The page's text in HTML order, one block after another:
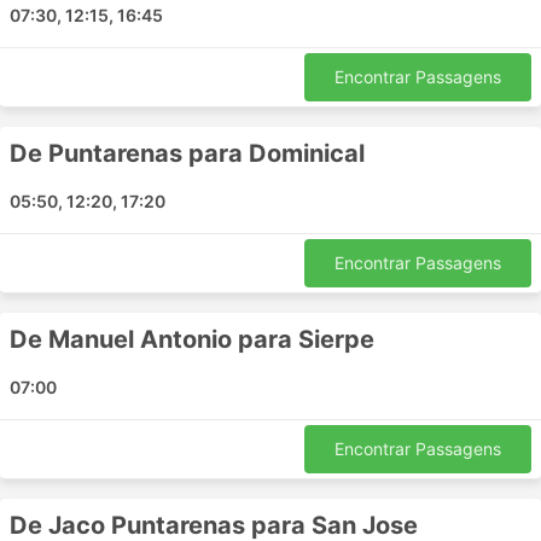
vans da Easy Ride operam:
Sierpe Hotel Transfer
Uvita Transfer de hotel
Juan Santamaria Aeroporto
Manuel Antonio Transfer de hotel
Tamarindo Hotel Transfer
San José Transfer de hotel
San Jorge Transfer
Coco Beach Hotel Transfer
Aeroporto Internacional da Libéria
07:30, 12:15, 16:45
Encontrar Passagens
De Puntarenas para Dominical
05:50, 12:20, 17:20
Encontrar Passagens
De Manuel Antonio para Sierpe
07:00
Encontrar Passagens
De Jaco Puntarenas para San Jose